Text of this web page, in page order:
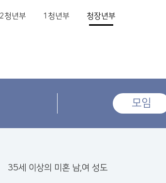
2청년부 1청년부 청장년부
모임
35세 이상의 미혼 남,여 성도